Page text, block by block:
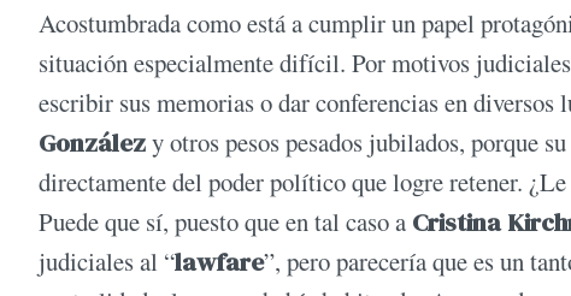
Acostumbrada como está a cumplir un papel
situación especialmente difícil. Por motivos
escribir sus memorias o dar conferencias en diversos
Gonzálezy otros pesos pesados jubilados, porque
directamente del poder político que logre retener.
Puede que sí, puesto que en tal caso a Cristina
judiciales al “lawfare”, pero parecería que es un